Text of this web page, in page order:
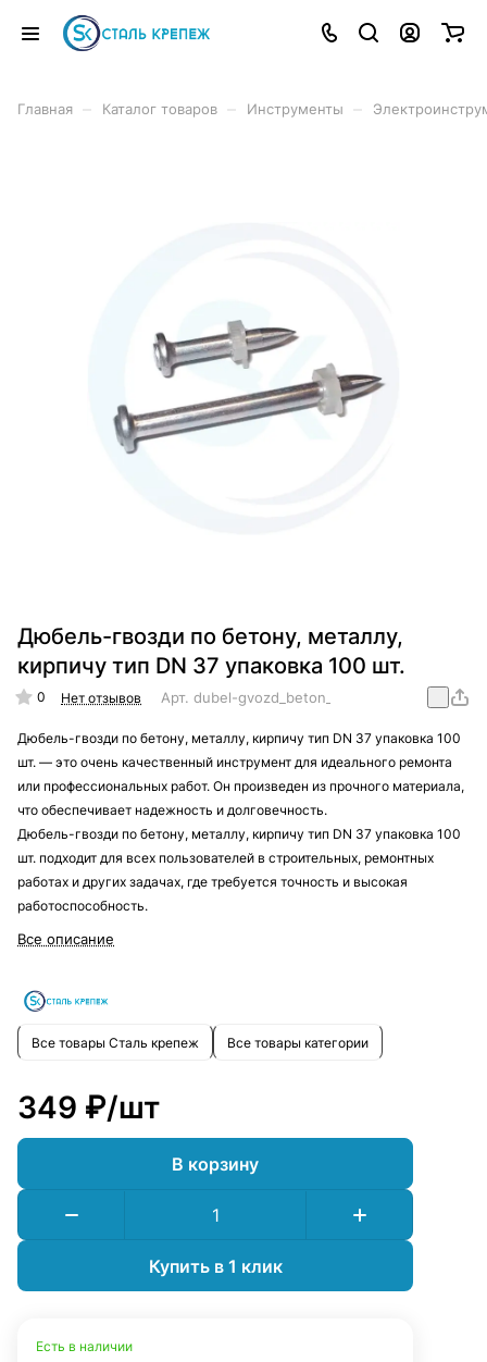
Главная Каталог товаров Инструменты
Дюбель-гвозди по бетону, металлу,
кирпичу тип DN 37 упаковка 100 шт.
0 Нет отзывов Арт. dubel-
Дюбель-гвозди по бетону, металлу, кирпичу тип DN 37 упаковка 100
шт. — это очень качественный инструмент для идеального ремонта
или профессиональных работ. Он произведен из прочного материала,
что обеспечивает надежность и долговечность.
Дюбель-гвозди по бетону, металлу, кирпичу тип DN 37 упаковка 100
шт. подходит для всех пользователей в строительных, ремонтных
работах и других задачах, где требуется точность и высокая
работоспособность.
Все описание
Все товары Сталь крепеж Все товары категории
349 ₽/шт
В корзину
Купить в 1 клик
Есть в наличии